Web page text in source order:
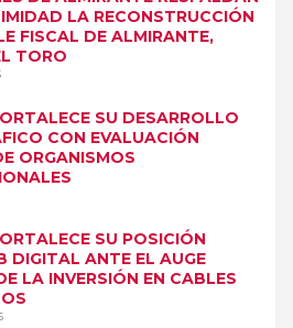
LA RECONSTRUCCIÓN
FISCAL DE ALMIRANTE,
TORO
SU DESARROLLO
CON EVALUACIÓN
ORGANISMOS
SU POSICIÓN
DIGITAL ANTE EL AUGE
LA INVERSIÓN EN CABLES